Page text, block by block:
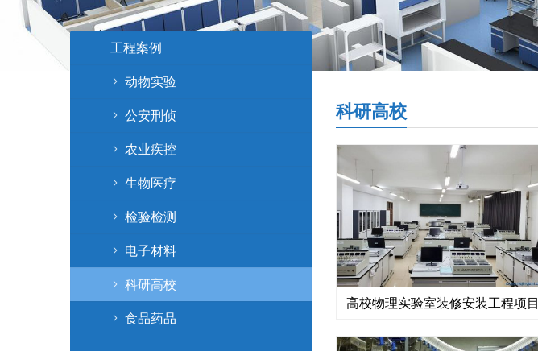
科研高校
高校物理实验室装修安装工程项目
工程案例
动物实验
公安刑侦
农业疾控
生物医疗
检验检测
电子材料
科研高校
食品药品